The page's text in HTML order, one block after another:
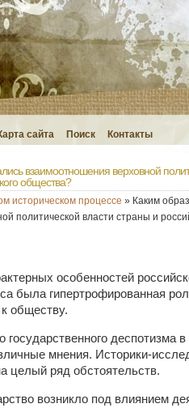
сайта Поиск Контакты
взаимоотношения верховной
общества?
историческом процессе » Каким
политической власти страны и
особенностей
была гипертрофированная
обществу.
государственного деспотизма
мнения. Историки-
целый ряд обстоятельств.
возникло под влиянием